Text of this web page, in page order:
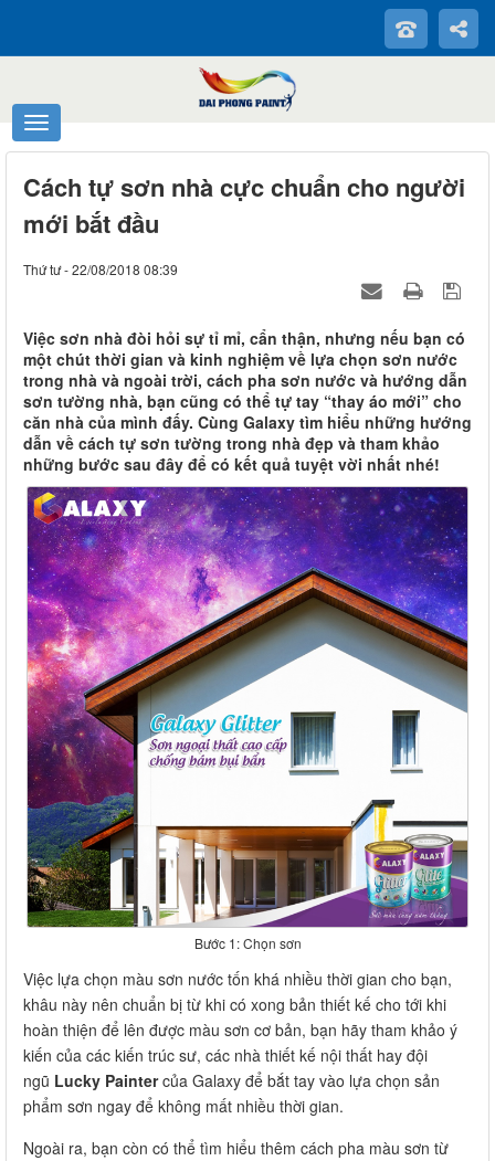
Cách tự sơn nhà cực chuẩn cho người
mới bắt đầu
Thứ tư - 22/08/2018 08:39
Việc sơn nhà đòi hỏi sự tỉ mỉ, cẩn thận, nhưng nếu bạn có
một chút thời gian và kinh nghiệm về lựa chọn sơn nước
trong nhà và ngoài trời, cách pha sơn nước và hướng dẫn
sơn tường nhà, bạn cũng có thể tự tay “thay áo mới” cho
căn nhà của mình đấy. Cùng Galaxy tìm hiểu những hướng
dẫn về cách tự sơn tường trong nhà đẹp và tham khảo
những bước sau đây để có kết quả tuyệt vời nhất nhé!
Bước 1: Chọn sơn
Việc lựa chọn màu sơn nước tốn khá nhiều thời gian cho bạn,
khâu này nên chuẩn bị từ khi có xong bản thiết kế cho tới khi
hoàn thiện để lên được màu sơn cơ bản, bạn hãy tham khảo ý
kiến của các kiến trúc sư, các nhà thiết kế nội thất hay đội
ngũ Lucky Paintercủa Galaxy để bắt tay vào lựa chọn sản
phẩm sơn ngay để không mất nhiều thời gian.
Ngoài ra, bạn còn có thể tìm hiểu thêm cách pha màu sơn từ